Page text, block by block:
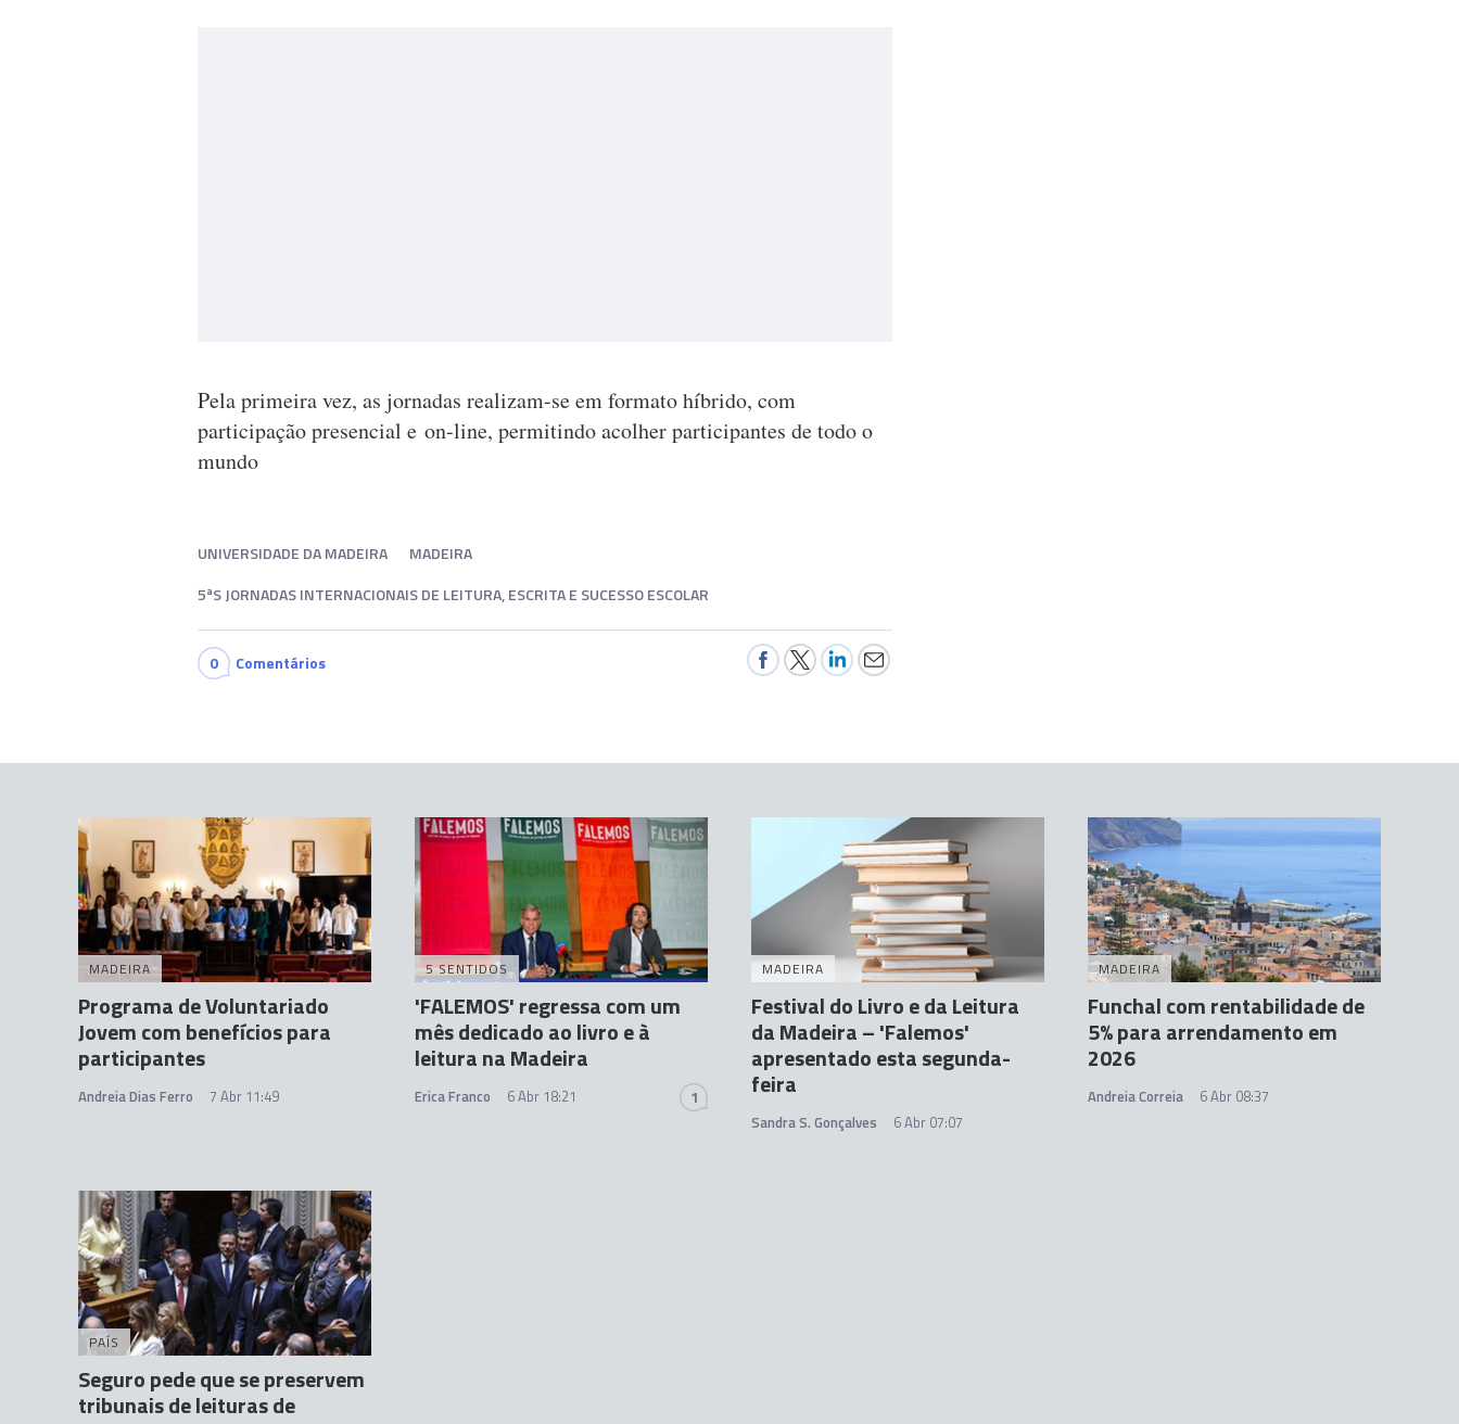
Pela primeira vez, as jornadas realizam-se em formato híbrido, com
participação presencial e on-line, permitindo acolher participantes de todo o
mundo
UNIVERSIDADE DA MADEIRA
MADEIRA
5ªS JORNADAS INTERNACIONAIS DE LEITURA, ESCRITA E SUCESSO ESCOLAR
0 Comentários
MADEIRA
Programa de Voluntariado
Jovem com benefícios para
participantes
Andreia Dias Ferro 7 Abr 11:49
5 SENTIDOS
'FALEMOS' regressa com um
mês dedicado ao livro e à
leitura na Madeira
Erica Franco 6 Abr 18:21 1
MADEIRA
Festival do Livro e da Leitura
da Madeira – 'Falemos'
apresentado esta segunda-
feira
Sandra S. Gonçalves 6 Abr 07:07
MADEIRA
Funchal com rentabilidade de
5% para arrendamento em
2026
Andreia Correia 6 Abr 08:37
PAÍS
Seguro pede que se preservem
tribunais de leituras de